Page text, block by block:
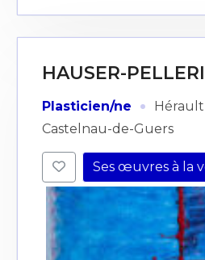
HAUSER-
Plasticien/ne · Hérault
Castelnau-de-Guers
Ses œuvres à la